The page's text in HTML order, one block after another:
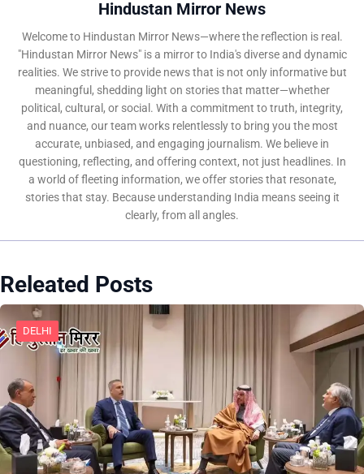
Hindustan Mirror News
Welcome to Hindustan Mirror News—where the reflection is real.
"Hindustan Mirror News" is a mirror to India's diverse and dynamic
realities. We strive to provide news that is not only informative but
meaningful, shedding light on stories that matter—whether
political, cultural, or social. With a commitment to truth, integrity,
and nuance, our team works relentlessly to bring you the most
accurate, unbiased, and engaging journalism. We believe in
questioning, reflecting, and offering context, not just headlines. In
a world of fleeting information, we offer stories that resonate,
stories that stay. Because understanding India means seeing it
clearly, from all angles.
Releated Posts
DELHI